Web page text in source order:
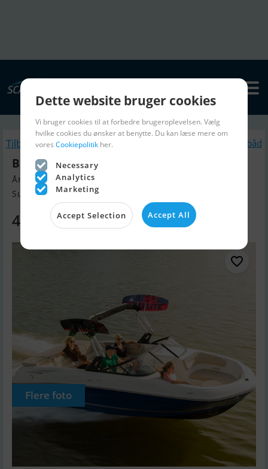
Tilbage Lignende Motorbåd
Bayliner VR6 Med Mercruiser Sterndrive
Årgang 2025, Motorbåd til salg
Sunds, Danmark
481.740 DKK
Flere foto
Dette website bruger cookies
Vi bruger cookies til at forbedre brugeroplevelsen. Vælg
hvilke cookies du ønsker at benytte. Du kan læse mere om
vores Cookiepolitik her.
Necessary
Analytics
Marketing
Accept Selection Accept All